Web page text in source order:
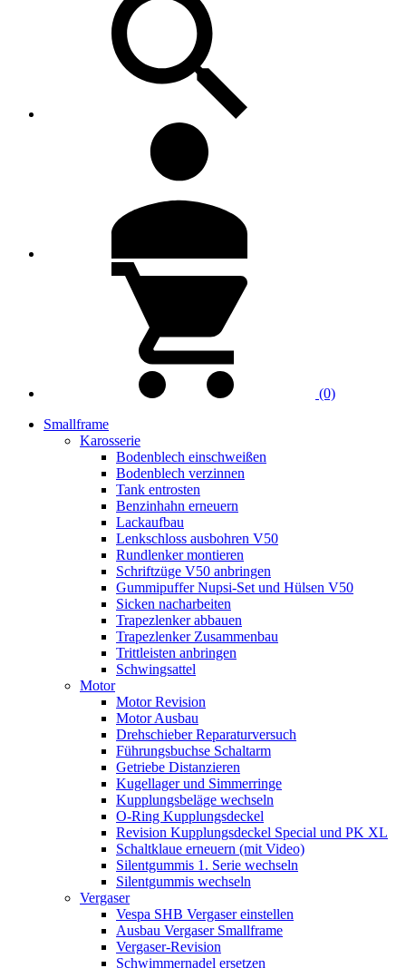
(0)
Smallframe
Karosserie
Bodenblech einschweißen
Bodenblech verzinnen
Tank entrosten
Benzinhahn erneuern
Lackaufbau
Lenkschloss ausbohren V50
Rundlenker montieren
Schriftzüge V50 anbringen
Gummipuffer Nupsi-Set und Hülsen V50
Sicken nacharbeiten
Trapezlenker abbauen
Trapezlenker Zusammenbau
Trittleisten anbringen
Schwingsattel
Motor
Motor Revision
Motor Ausbau
Drehschieber Reparaturversuch
Führungsbuchse Schaltarm
Getriebe Distanzieren
Kugellager und Simmerringe
Kupplungsbeläge wechseln
O-Ring Kupplungsdeckel
Revision Kupplungsdeckel Special und PK XL
Schaltklaue erneuern (mit Video)
Silentgummis 1. Serie wechseln
Silentgummis wechseln
Vergaser
Vespa SHB Vergaser einstellen
Ausbau Vergaser Smallframe
Vergaser-Revision
Schwimmernadel ersetzen